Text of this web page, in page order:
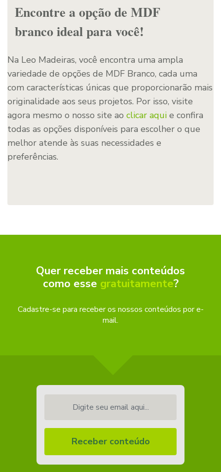
Encontre a opção de MDF
branco ideal para você!
Na Leo Madeiras, você encontra uma ampla
variedade de opções de MDF Branco, cada uma
com características únicas que proporcionarão mais
originalidade aos seus projetos. Por isso, visite
agora mesmo o nosso site ao clicar aqui e confira
todas as opções disponíveis para escolher o que
melhor atende às suas necessidades e
preferências.
Quer receber mais conteúdos
como esse gratuitamente?
Cadastre-se para receber os nossos conteúdos por e-
mail.
Receber conteúdo